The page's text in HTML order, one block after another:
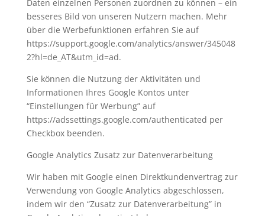
Daten einzelnen Personen zuordnen zu können – ein
besseres Bild von unseren Nutzern machen. Mehr
über die Werbefunktionen erfahren Sie auf
https://support.google.com/analytics/answer/345048
2?hl=de_AT&utm_id=ad.
Sie können die Nutzung der Aktivitäten und
Informationen Ihres Google Kontos unter
“Einstellungen für Werbung” auf
https://adssettings.google.com/authenticated per
Checkbox beenden.
Google Analytics Zusatz zur Datenverarbeitung
Wir haben mit Google einen Direktkundenvertrag zur
Verwendung von Google Analytics abgeschlossen,
indem wir den “Zusatz zur Datenverarbeitung” in